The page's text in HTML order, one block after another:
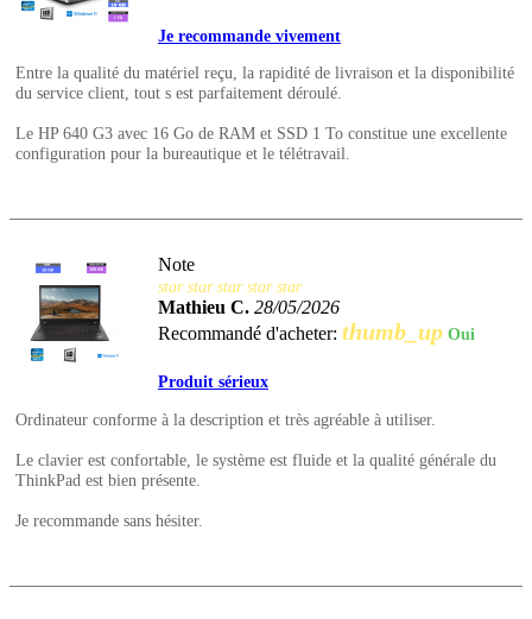
Je recommande vivement
Entre la qualité du matériel reçu, la rapidité de livraison et la disponibilité
du service client, tout s est parfaitement déroulé.
Le HP 640 G3 avec 16 Go de RAM et SSD 1 To constitue une excellente
configuration pour la bureautique et le télétravail.
Note
star star star star star
Mathieu C. 28/05/2026
Recommandé d'acheter: thumb_up Oui
Produit sérieux
Ordinateur conforme à la description et très agréable à utiliser.
Le clavier est confortable, le système est fluide et la qualité générale du
ThinkPad est bien présente.
Je recommande sans hésiter.